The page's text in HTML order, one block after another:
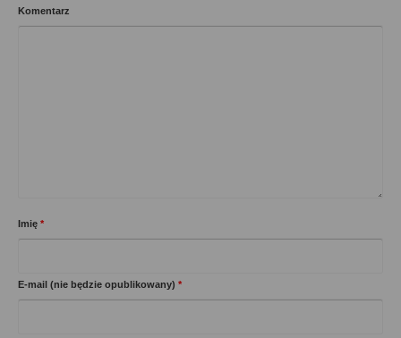
Komentarz
Imię *
E-mail (nie będzie opublikowany) *